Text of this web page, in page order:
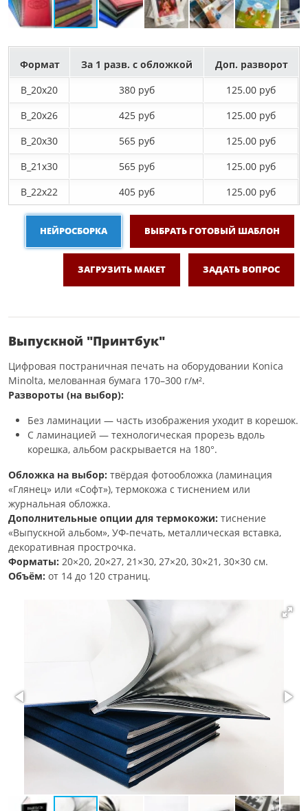
Формат За 1 разв. с обложкой
Доп. разворот
B_20х20
380 руб
125.00 руб
B_20х26
425 руб
125.00 руб
B_20х30
565 руб
125.00 руб
B_21х30
565 руб
125.00 руб
B_22х22
405 руб 125.00 руб
НЕЙРОСБОРКА ВЫБРАТЬ ГОТОВЫЙ ШАБЛОН
ЗАГРУЗИТЬ МАКЕТ ЗАДАТЬ ВОПРОС
Выпускной "Принтбук"
Цифровая постраничная печать на оборудовании Konica
Minolta, мелованная бумага 170–300 г/м².
Развороты (на выбор):
Без ламинации — часть изображения уходит в корешок.
С ламинацией — технологическая прорезь вдоль
корешка, альбом раскрывается на 180°.
Обложка на выбор: твёрдая фотообложка (ламинация
«Глянец» или «Софт»), термокожа с тиснением или
журнальная обложка.
Дополнительные опции для термокожи: тиснение
«Выпускной альбом», УФ-печать, металлическая вставка,
декоративная прострочка.
Форматы: 20×20, 20×27, 21×30, 27×20, 30×21, 30×30 см.
Объём: от 14 до 120 страниц.